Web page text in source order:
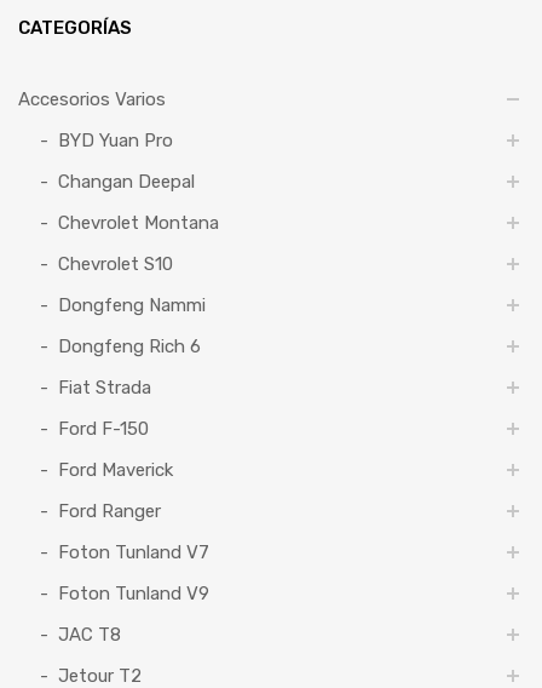
CATEGORÍAS
Accesorios Varios
BYD Yuan Pro
Changan Deepal
Chevrolet Montana
Chevrolet S10
Dongfeng Nammi
Dongfeng Rich 6
Fiat Strada
Ford F-150
Ford Maverick
Ford Ranger
Foton Tunland V7
Foton Tunland V9
JAC T8
Jetour T2